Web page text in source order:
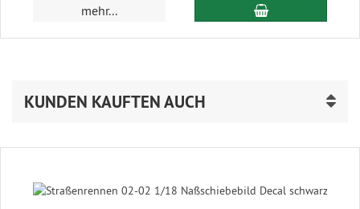
mehr... In den
KUNDEN KAUFTEN AUCH